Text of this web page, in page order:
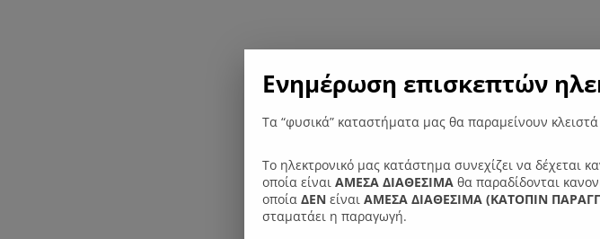
Ενημέρωση επισκεπτών
Τα “φυσικά” καταστήματα μας θα παραμείνουν
Το ηλεκτρονικό μας κατάστημα συνεχίζει να δέχεται
οποία είναι ΑΜΕΣΑ ΔΙΑΘΕΣΙΜΑ θα παραδίδονται
οποία ΔΕΝ είναι ΑΜΕΣΑ ΔΙΑΘΕΣΙΜΑ (ΚΑΤΟΠΙΝ
σταματάει η παραγωγή.